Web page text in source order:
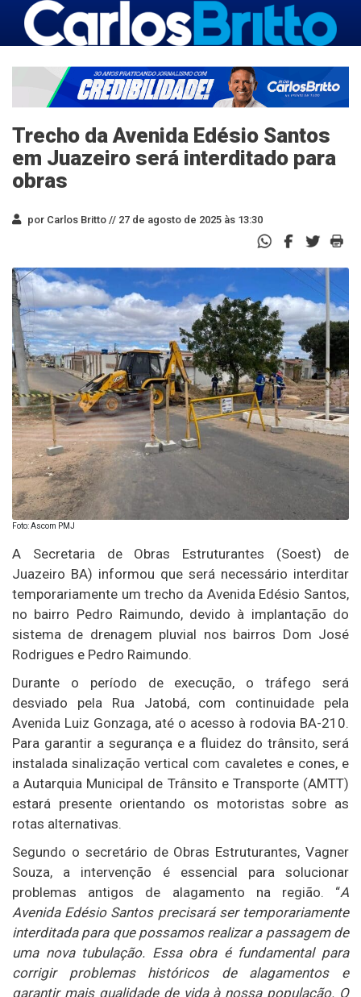
Trecho da Avenida Edésio Santos
em Juazeiro será interditado para
obras
por Carlos Britto // 27 de agosto de 2025 às 13:30
Foto: Ascom PMJ
A Secretaria de Obras Estruturantes (Soest) de
Juazeiro BA) informou que será necessário interditar
temporariamente um trecho da Avenida Edésio Santos,
no bairro Pedro Raimundo, devido à implantação do
sistema de drenagem pluvial nos bairros Dom José
Rodrigues e Pedro Raimundo.
Durante o período de execução, o tráfego será
desviado pela Rua Jatobá, com continuidade pela
Avenida Luiz Gonzaga, até o acesso à rodovia BA-210.
Para garantir a segurança e a fluidez do trânsito, será
instalada sinalização vertical com cavaletes e cones, e
a Autarquia Municipal de Trânsito e Transporte (AMTT)
estará presente orientando os motoristas sobre as
rotas alternativas.
Segundo o secretário de Obras Estruturantes, Vagner
Souza, a intervenção é essencial para solucionar
problemas antigos de alagamento na região. “A
Avenida Edésio Santos precisará ser temporariamente
interditada para que possamos realizar a passagem de
uma nova tubulação. Essa obra é fundamental para
corrigir problemas históricos de alagamentos e
garantir mais qualidade de vida à nossa população. O